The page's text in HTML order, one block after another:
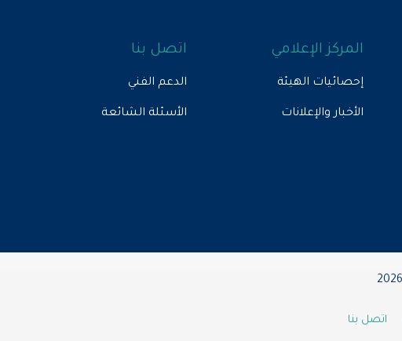
المركز الإعلامي
إحصائيات الهيئة
الأخبار والإعلانات
اتصل بنا
الدعم الفني
الأسئلة الشائعة
اتصل بنا